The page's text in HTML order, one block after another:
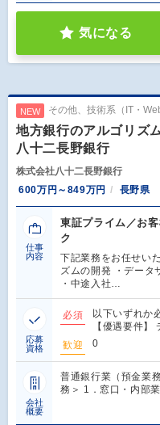
気になる
NEW その他、技術系（IT・
地方銀行のアルゴリズ
八十二長野銀行
株式会社八十二長野銀行
600万円～849万円
長野県
仕事
内容
東証プライム／お
ク
下記業務をお任せい
ズムの開発 ・データ
・中途入社…
応募
資格
必須
以下いずれか
【優遇要件
歓迎
0
会社
概要
普通銀行業（預金業
務＞ 1．窓口・内部